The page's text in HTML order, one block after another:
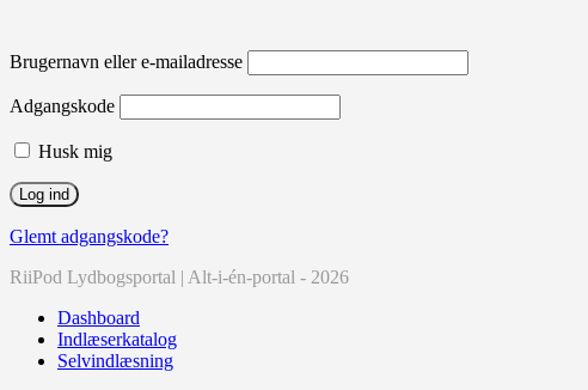
Brugernavn eller e-mailadresse
Adgangskode
Husk mig
Glemt adgangskode?
RiiPod Lydbogsportal | Alt-i-én-portal - 2026
Dashboard
Indlæserkatalog
Selvindlæsning